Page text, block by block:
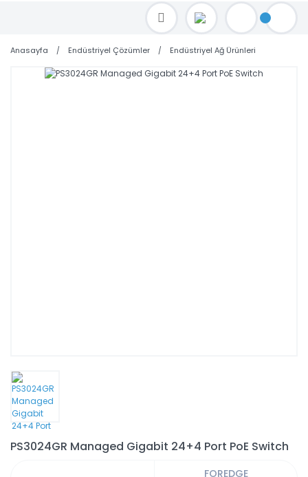
TOPTAN FİYAT ALMAK İÇİN satis@toptanbilgisayar.net MAİL ATINIZ.
SİPARİŞLERİNİZİ AYNI GÜN KARGO İLE GÖNDERİYORUZ!
Anasayfa Endüstriyel Çözümler Endüstriyel Ağ Ürünleri
PS3024GR Managed Gigabit 24+4 Port PoE Switch
FOREDGE